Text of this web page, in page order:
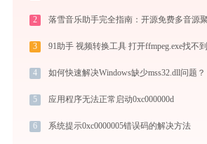
2
3
4 如何快速解决Windows缺少mss32.dll问题？
5 应用程序无法正常启动0xc000000d
6 系统提示0xc0000005错误码的解决方法